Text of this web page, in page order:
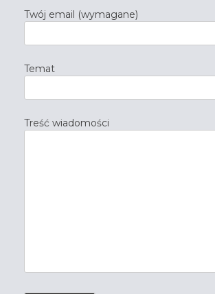
Twój email (wymagane)
Temat
Treść wiadomości